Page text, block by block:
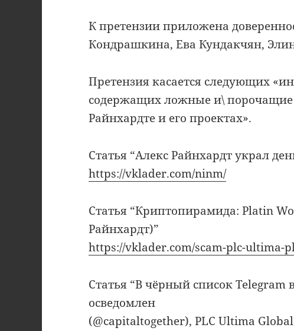
К претензии приложена
Кондрашкина, Ева Кундакчян,
Претензия касается следующих
содержащих ложные и\ порочащие
Райнхардте и его проектах».
Статья “Алекс Райнхардт украл
https://vklader.com/ninm/
Статья “Криптопирамида: Platin
Райнхардт)”
https://vklader.com/scam-plc-ultima-
Статья “В чёрный список
осведомлен
(@capitaltogether), PLC Ultima